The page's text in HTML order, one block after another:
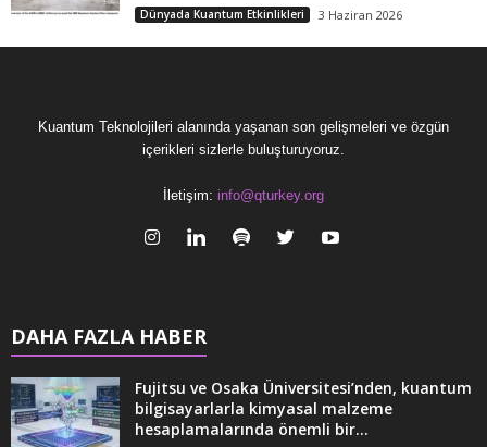
Dünyada Kuantum Etkinlikleri 3 Haziran 2026
Kuantum Teknolojileri alanında yaşanan son gelişmeleri ve özgün
içerikleri sizlerle buluşturuyoruz.
İletişim: info@qturkey.org
DAHA FAZLA HABER
Fujitsu ve Osaka Üniversitesi’nden, kuantum
bilgisayarlarla kimyasal malzeme
hesaplamalarında önemli bir...